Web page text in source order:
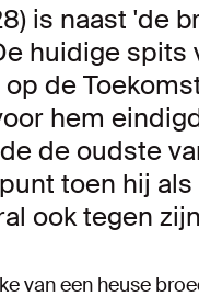
is naast 'de
huidige
de
hem
de oudste
toen hij
ook tegen
van een heuse